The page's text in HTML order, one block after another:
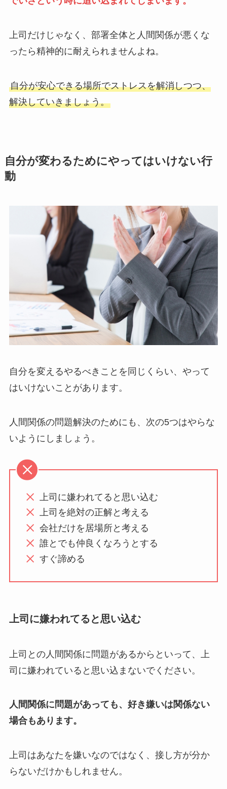
上司だけじゃなく、部署全体と人間関係が悪くな
ったら精神的に耐えられませんよね。
自分が安心できる場所でストレスを解消しつつ、
解決していきましょう。
自分が変わるためにやってはいけない行
動
自分を変えるやるべきことを同じくらい、やって
はいけないことがあります。
人間関係の問題解決のためにも、次の5つはやらな
いようにしましょう。
上司に嫌われてると思い込む
上司を絶対の正解と考える
会社だけを居場所と考える
誰とでも仲良くなろうとする
すぐ諦める
上司に嫌われてると思い込む
上司との人間関係に問題があるからといって、上
司に嫌われていると思い込まないでください。
人間関係に問題があっても、好き嫌いは関係ない
場合もあります。
上司はあなたを嫌いなのではなく、接し方が分か
らないだけかもしれません。